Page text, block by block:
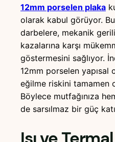
12mm porselen plaka
olarak kabul görüyor. Bu
darbelere, mekanik
kazalarına karşı
göstermesini sağlıyor.
12mm porselen yapısal
eğilme riskini tamamen
Böylece mutfağınıza
de sarsılmaz bir güç